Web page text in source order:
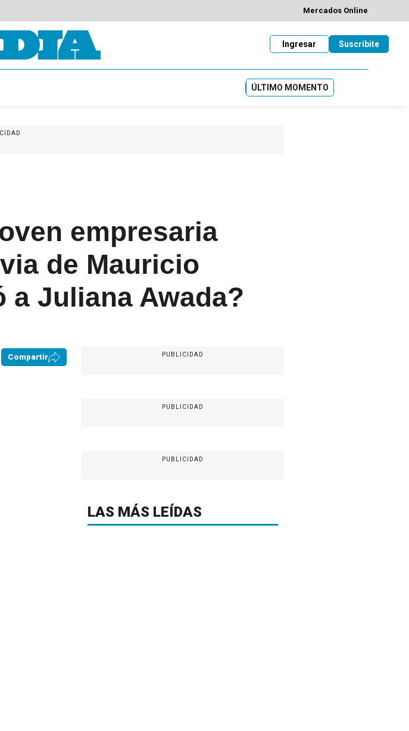
Mercados Online
Suscribite
Ingresar
ÚLTIMO MOMENTO
empresaria
de Mauricio
a Juliana Awada?
Compartir PUBLICIDAD
PUBLICIDAD
PUBLICIDAD
LAS MÁS LEÍDAS